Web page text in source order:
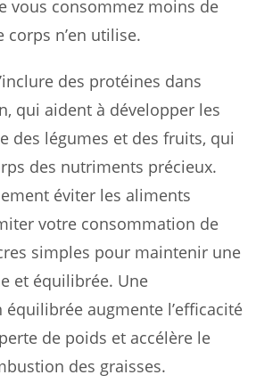
vous consommez moins de
n’en utilise.
des protéines dans
qui aident à développer les
des légumes et des fruits, qui
des nutriments précieux.
éviter les aliments
votre consommation de
simples pour maintenir une
et équilibrée. Une
augmente l’efficacité
de poids et accélère le
des graisses.